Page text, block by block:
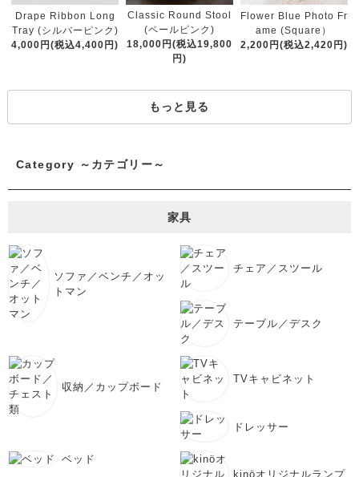
Drape Ribbon Long
Tray (シルバーピンク)
4,000円(税込4,400円)
Classic Round Stool
(ペールピンク)
18,000円(税込19,800
円)
Flower Blue Photo Fr
ame (Square）
2,200円(税込2,420円)
もっと見る
Category ～カテゴリー～
家具
ソファ／ベンチ／オッ
トマン
チェア／スツール
テーブル／デスク
収納／カップボード
TVキャビネット
ドレッサー
ベッド
kinöオリジナルランプ